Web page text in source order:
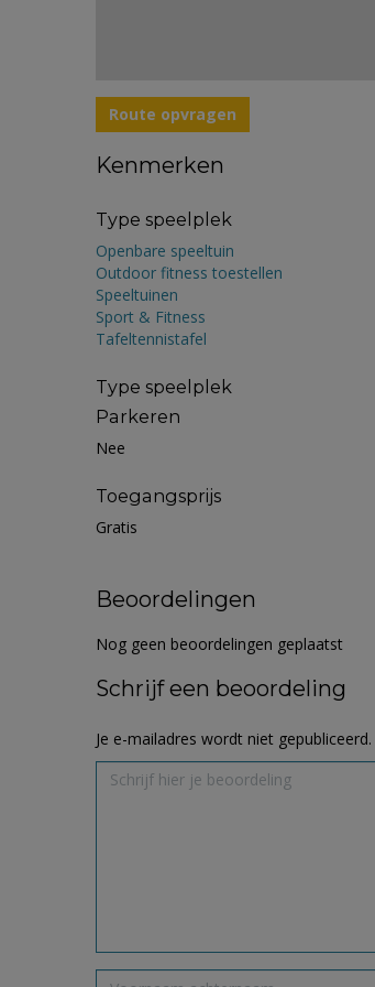
Route opvragen
Kenmerken
Type speelplek
Openbare speeltuin
Outdoor fitness toestellen
Speeltuinen
Sport & Fitness
Tafeltennistafel
Type speelplek
Parkeren
Nee
Toegangsprijs
Gratis
Beoordelingen
Nog geen beoordelingen geplaatst
Schrijf een beoordeling
Je e-mailadres wordt niet gepubliceerd.